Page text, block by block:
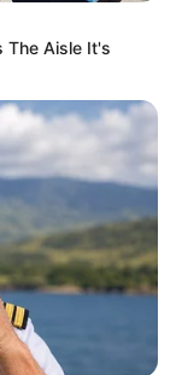
The Aisle It's